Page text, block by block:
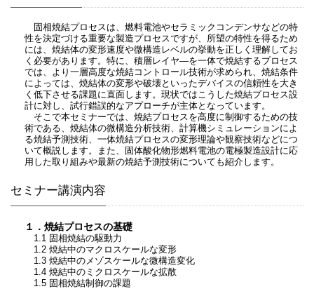
固相焼結プロセスは、燃料電池やセラミックコンデンサなどの特
性を決定づける重要な製造プロセスですが、所望の特性を得るため
には、焼結体の変形速度や微構造レベルの挙動を正しく理解してお
く必要があります。特に、積層レイヤ―を一体で焼結するプロセス
では、より一層高度な焼結コントロール技術が求められ、焼結条件
によっては、焼結体の変形や破壊といったデバイスの信頼性を大き
く低下させる課題に直面します。現状ではこうした焼結プロセス設
計に対し、試行錯誤的なアプローチが主体となっています。
そこで本セミナーでは、焼結プロセスを高度に制御するための技
術である、焼結体の微構造分析技術、計算機シミュレーションによ
る焼結予測技術、一体焼結プロセスの変形理論や観察技術などにつ
いて概説します。また、固体酸化物形燃料電池の電極製造設計に応
用した取り組みや最新の焼結予測技術についても紹介します。
セミナー講演内容
１．焼結プロセスの基礎
1.1 固相焼結の駆動力
1.2 焼結中のマクロスケールな変形
1.3 焼結中のメゾスケールな微構造変化
1.4 焼結中のミクロスケールな拡散
1.5 固相焼結制御の課題